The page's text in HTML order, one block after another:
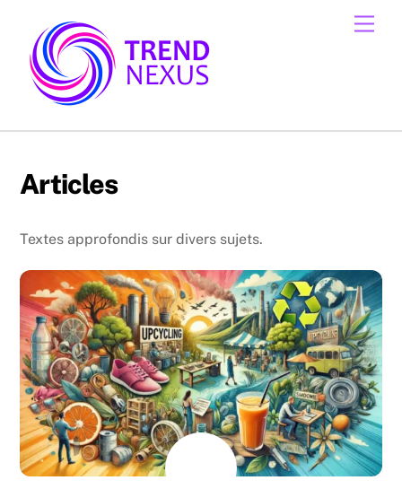
content
Articles
Textes approfondis sur divers sujets.